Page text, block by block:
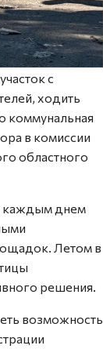
с
ходить
коммунальная
в комиссии
областного
каждым днем
Летом в
решения.
возможность